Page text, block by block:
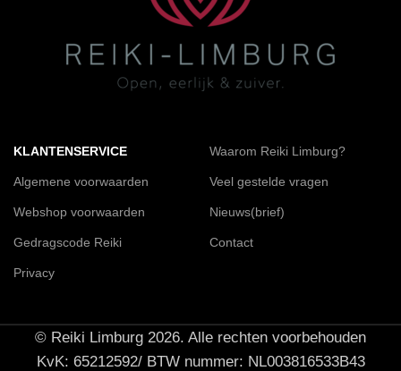
KLANTENSERVICE
Algemene voorwaarden
Webshop voorwaarden
Gedragscode Reiki
Privacy
Waarom Reiki Limburg?
Veel gestelde vragen
Nieuws(brief)
Contact
© Reiki Limburg 2026. Alle rechten voorbehouden
KvK: 65212592/ BTW nummer: NL003816533B43